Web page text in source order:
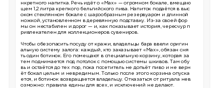
нкретного напитка. Речь идёт о «Max» — огромном бокале, вмещаю
щем 1,2 литра крепкого бельгийского пива. Напиток подаётся в выс
оком стеклянном бокале с шарообразным резервуаром и длинной
ножкой, установленном в деревянную подставку. Из-за своей фор
мы он нестабилен и дорог — и, как показывает история, чересчур п
ривлекателен для коллекционеров сувениров.
Чтобы обезопасить посуду от кражи, владельцы бара ввели оригин
альную систему залога: каждый, кто заказывает «Max», обязан сня
ть один ботинок. Его помещают в специальную корзину, которая за
тем поднимается под потолок с помощью системы шкивов. Там обу
вь и остаётся до тех пор, пока посетитель не допьёт пиво и не верн
ёт бокал целым и невредимым. Только после этого корзина опуска
ется, и ботинок возвращается владельцу. Отказаться от ритуала нев
озможно: правила едины для всех, и исключений не делают.